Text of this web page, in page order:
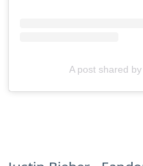
A post shared